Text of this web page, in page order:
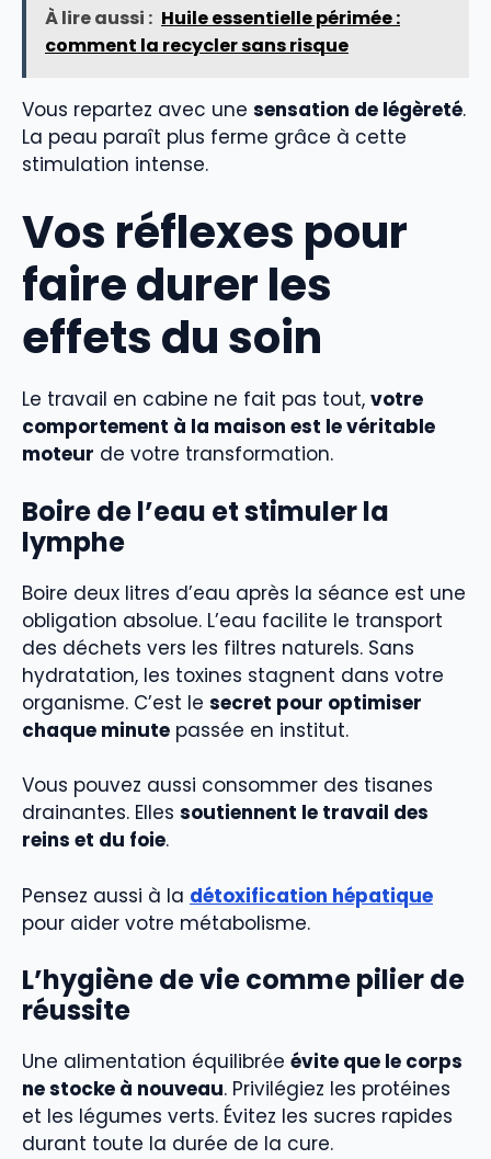
À lire aussi : Huile essentielle périmée :
comment la recycler sans risque
Vous repartez avec une sensation de légèreté.
La peau paraît plus ferme grâce à cette
stimulation intense.
Vos réflexes pour
faire durer les
effets du soin
Le travail en cabine ne fait pas tout, votre
comportement à la maison est le véritable
moteur de votre transformation.
Boire de l’eau et stimuler la
lymphe
Boire deux litres d’eau après la séance est une
obligation absolue. L’eau facilite le transport
des déchets vers les filtres naturels. Sans
hydratation, les toxines stagnent dans votre
organisme. C’est le secret pour optimiser
chaque minute passée en institut.
Vous pouvez aussi consommer des tisanes
drainantes. Elles soutiennent le travail des
reins et du foie.
Pensez aussi à la détoxification hépatique
pour aider votre métabolisme.
L’hygiène de vie comme pilier de
réussite
Une alimentation équilibrée évite que le corps
ne stocke à nouveau. Privilégiez les protéines
et les légumes verts. Évitez les sucres rapides
durant toute la durée de la cure.